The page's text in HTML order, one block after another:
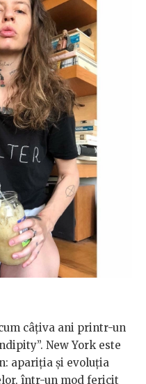
câțiva ani printr-un
New York este
apariția și evoluția
într-un mod fericit